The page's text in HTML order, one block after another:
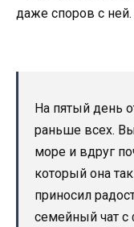
даже споров с ней.
На пятый день
раньше всех.
море и вдруг
который она
приносил
семейный чат с